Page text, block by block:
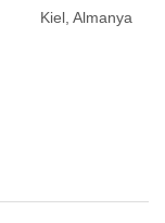
Kiel, Almanya